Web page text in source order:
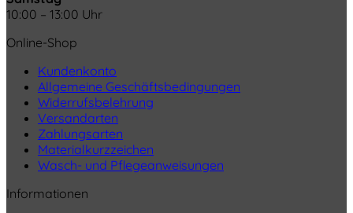
10:00 – 13:00 Uhr
Online-Shop
Kundenkonto
Allgemeine Geschäftsbedingungen
Widerrufsbelehrung
Versandarten
Zahlungsarten
Materialkurzzeichen
Wasch- und Pflegeanweisungen
Informationen